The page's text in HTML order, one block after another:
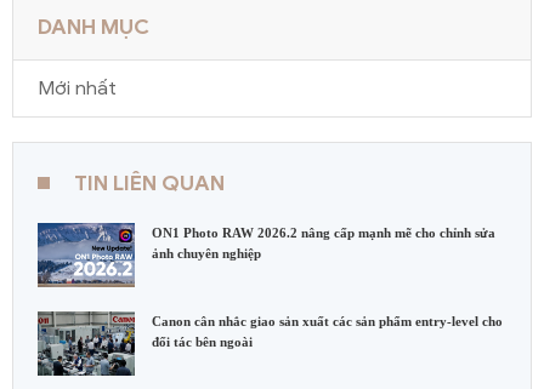
DANH MỤC
Mới nhất
TIN LIÊN QUAN
ON1 Photo RAW 2026.2 nâng cấp mạnh mẽ cho chỉnh sửa
ảnh chuyên nghiệp
Canon cân nhắc giao sản xuất các sản phẩm entry-level cho
đối tác bên ngoài